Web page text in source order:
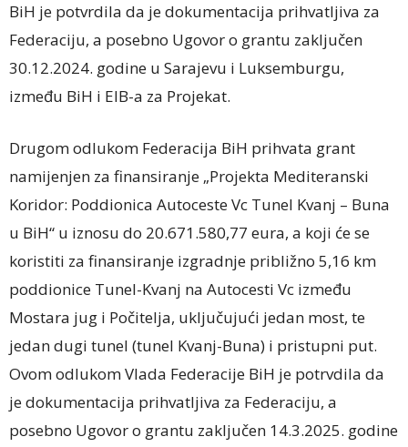
BiH je potvrdila da je dokumentacija prihvatljiva za
Federaciju, a posebno Ugovor o grantu zaključen
30.12.2024. godine u Sarajevu i Luksemburgu,
između BiH i EIB-a za Projekat.
Drugom odlukom Federacija BiH prihvata grant
namijenjen za finansiranje „Projekta Mediteranski
Koridor: Poddionica Autoceste Vc Tunel Kvanj – Buna
u BiH“ u iznosu do 20.671.580,77 eura, a koji će se
koristiti za finansiranje izgradnje približno 5,16 km
poddionice Tunel-Kvanj na Autocesti Vc između
Mostara jug i Počitelja, uključujući jedan most, te
jedan dugi tunel (tunel Kvanj-Buna) i pristupni put.
Ovom odlukom Vlada Federacije BiH je potrvdila da
je dokumentacija prihvatljiva za Federaciju, a
posebno Ugovor o grantu zaključen 14.3.2025. godine